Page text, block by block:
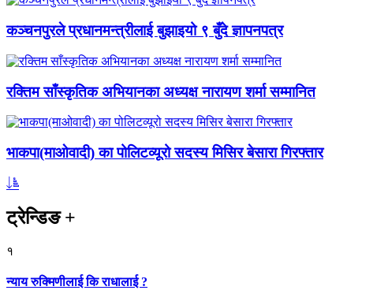
कञ्चनपुरले प्रधानमन्त्रीलाई बुझाइयो ९ बुँदे ज्ञापनपत्र
रक्तिम साँस्कृतिक अभियानका अध्यक्ष नारायण शर्मा सम्मानित
भाकपा(माओवादी) का पोलिटव्यूरो सदस्य मिसिर बेसारा गिरफ्तार
ट्रेन्डिङ+
१
न्याय रुक्मिणीलाई कि राधालाई ?